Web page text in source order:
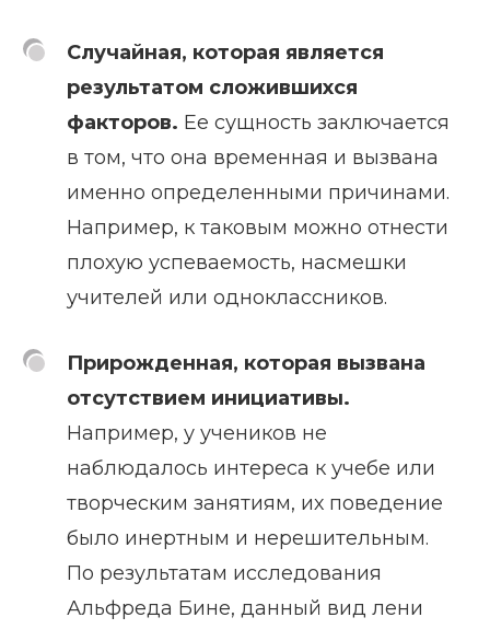
Случайная, которая является
результатом сложившихся
факторов. Ее сущность заключается
в том, что она временная и вызвана
именно определенными причинами.
Например, к таковым можно отнести
плохую успеваемость, насмешки
учителей или одноклассников.
Прирожденная, которая вызвана
отсутствием инициативы.
Например, у учеников не
наблюдалось интереса к учебе или
творческим занятиям, их поведение
было инертным и нерешительным.
По результатам исследования
Альфреда Бине, данный вид лени